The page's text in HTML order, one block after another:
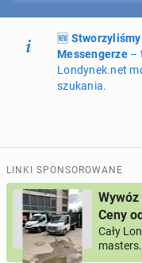
Dodaj
PROFILE
USŁUGI
🆕 Stworzyliśmy
Messengerze–
Londynek.net
szukania.
LINKI SPONSOROWANE
Ceny
Cały